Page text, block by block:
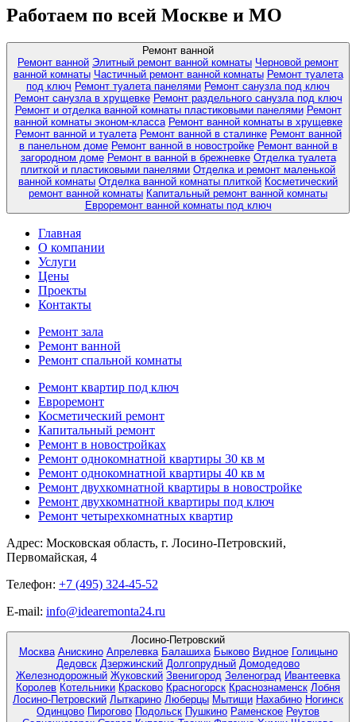
Работаем по всей Москве и МО
Ремонт ванной
Ремонт ванной Элитный ремонт ванной комнаты Черновой ремонт
ванной комнаты Частичный ремонт ванной комнаты Ремонт туалета
под ключ Ремонт туалета панелями Ремонт санузла под ключ
Ремонт санузла в хрущевке Ремонт раздельного санузла под ключ
Ремонт и отделка ванной комнаты пластиковыми панелями Ремонт
ванной комнаты эконом-класса Ремонт ванной комнаты в хрущевке
Ремонт ванной и туалета Ремонт ванной в сталинке Ремонт ванной
в панельном доме Ремонт ванной в новостройке Ремонт ванной в
загородном доме Ремонт в ванной в брежневке Отделка туалета
плиткой и пластиковыми панелями Отделка и ремонт маленькой
ванной комнаты Отделка ванной комнаты плиткой Косметический
ремонт ванной комнаты Капитальный ремонт ванной комнаты
Евроремонт ванной комнаты под ключ
Главная
О компании
Услуги
Цены
Проекты
Контакты
Ремонт зала
Ремонт ванной
Ремонт спальной комнаты
Ремонт квартир под ключ
Евроремонт
Косметический ремонт
Капитальный ремонт
Ремонт в новостройках
Ремонт однокомнатной квартиры 30 кв м
Ремонт однокомнатной квартиры 40 кв м
Ремонт двухкомнатной квартиры в новостройке
Ремонт двухкомнатной квартиры под ключ
Ремонт четырехкомнатных квартир
Адрес: Московская область, г. Лосино-Петровский,
Первомайская, 4
Телефон: +7 (495) 324-45-52
E-mail: info@idearemonta24.ru
Лосино-Петровский
Москва Анискино Апрелевка Балашиха Быково Видное Голицыно
Дедовск Дзержинский Долгопрудный Домодедово
Железнодорожный Жуковский Звенигород Зеленоград Ивантеевка
Королев Котельники Красково Красногорск Краснознаменск Лобня
Лосино-Петровский Лыткарино Люберцы Мытищи Нахабино Ногинск
Одинцово Пирогово Подольск Пушкино Раменское Реутов